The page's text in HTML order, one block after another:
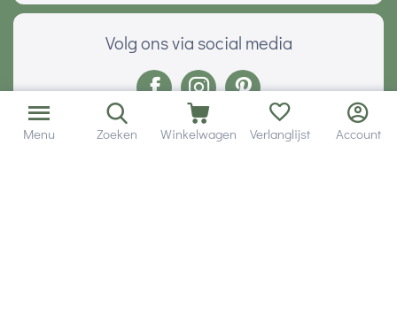
Volg ons via social media
Menu Zoeken Winkelwagen Verlanglijst Account